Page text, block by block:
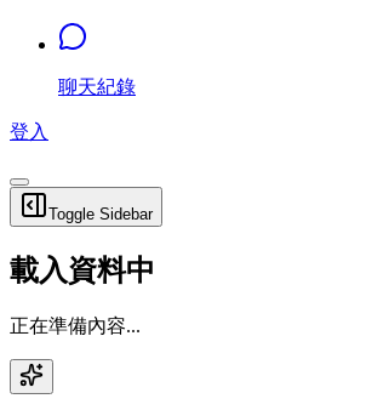
聊天紀錄
登入
Toggle Sidebar
載入資料中
正在準備內容...